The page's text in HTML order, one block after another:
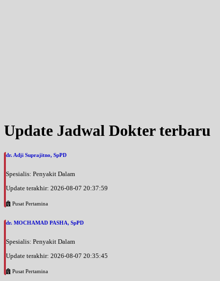
Update Jadwal Dokter terbaru
dr. Adji Suprajitno, SpPD
Spesialis: Penyakit Dalam
Update terakhir: 2026-08-07 20:37:59
Pusat Pertamina
dr. MOCHAMAD PASHA, SpPD
Spesialis: Penyakit Dalam
Update terakhir: 2026-08-07 20:35:45
Pusat Pertamina